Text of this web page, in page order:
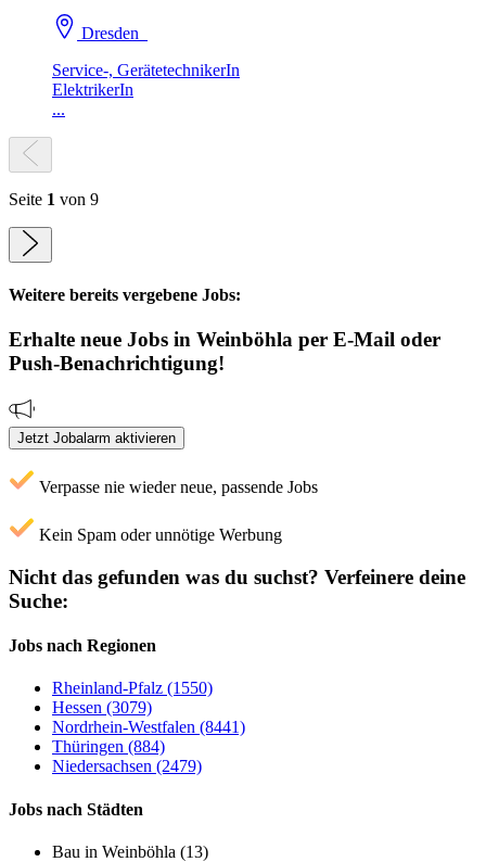
Dresden
Service-, GerätetechnikerIn
ElektrikerIn
...
Seite 1 von 9
Weitere bereits vergebene Jobs:
Erhalte neue Jobs in Weinböhla per E-Mail oder
Push-Benachrichtigung!
Jetzt Jobalarm aktivieren
Verpasse nie wieder neue, passende Jobs
Kein Spam oder unnötige Werbung
Nicht das gefunden was du suchst? Verfeinere deine
Suche:
Jobs nach Regionen
Rheinland-Pfalz (1550)
Hessen (3079)
Nordrhein-Westfalen (8441)
Thüringen (884)
Niedersachsen (2479)
Jobs nach Städten
Bau in Weinböhla (13)